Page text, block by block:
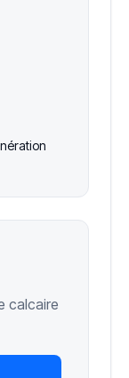
calcaire